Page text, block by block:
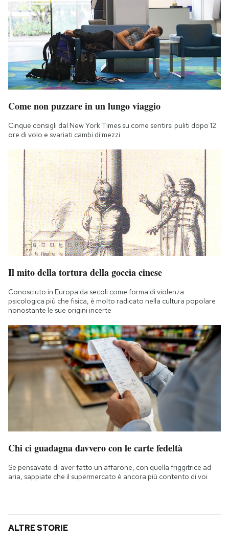
Come non puzzare in un lungo viaggio
Cinque consigli dal New York Times su come sentirsi puliti dopo 12
ore di volo e svariati cambi di mezzi
Il mito della tortura della goccia cinese
Conosciuto in Europa da secoli come forma di violenza
psicologica più che fisica, è molto radicato nella cultura popolare
nonostante le sue origini incerte
Chi ci guadagna davvero con le carte fedeltà
Se pensavate di aver fatto un affarone, con quella friggitrice ad
aria, sappiate che il supermercato è ancora più contento di voi
ALTRE STORIE